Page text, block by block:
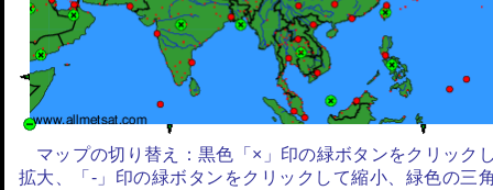
マップの切り替え：黒色「×」印の緑ボタンをクリック
拡大、「-」印の緑ボタンをクリックして縮小、緑色の三